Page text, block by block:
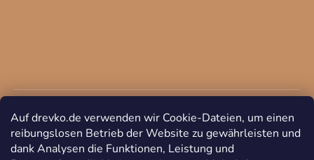
Auf drevko.de verwenden wir Cookie-Dateien, um einen
reibungslosen Betrieb der Website zu gewährleisten und
dank Analysen die Funktionen, Leistung und